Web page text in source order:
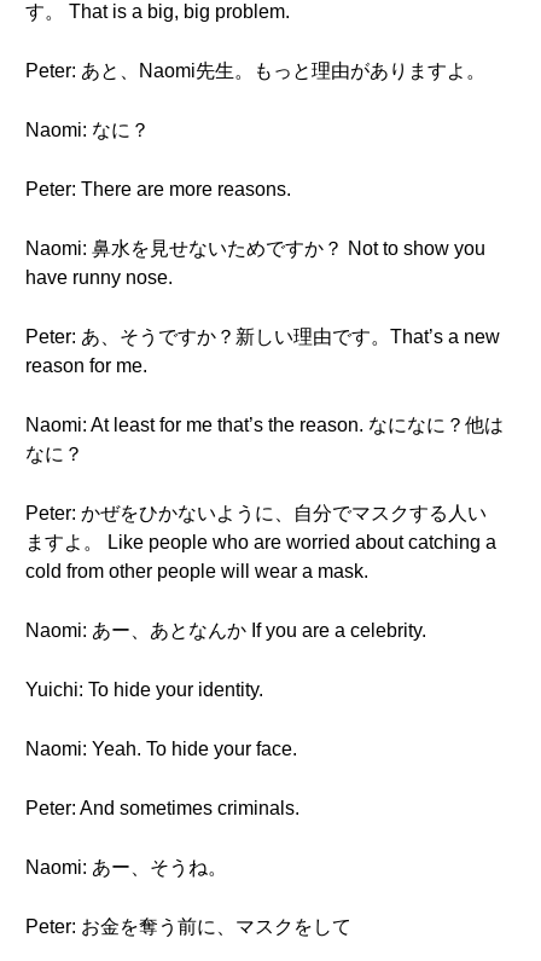
す。 That is a big, big problem.
Peter: あと、Naomi先生。もっと理由がありますよ。
Naomi: なに？
Peter: There are more reasons.
Naomi: 鼻水を見せないためですか？ Not to show you
have runny nose.
Peter: あ、そうですか？新しい理由です。That’s a new
reason for me.
Naomi: At least for me that’s the reason. なになに？他は
なに？
Peter: かぜをひかないように、自分でマスクする人い
ますよ。 Like people who are worried about catching a
cold from other people will wear a mask.
Naomi: あー、あとなんか If you are a celebrity.
Yuichi: To hide your identity.
Naomi: Yeah. To hide your face.
Peter: And sometimes criminals.
Naomi: あー、そうね。
Peter: お金を奪う前に、マスクをして